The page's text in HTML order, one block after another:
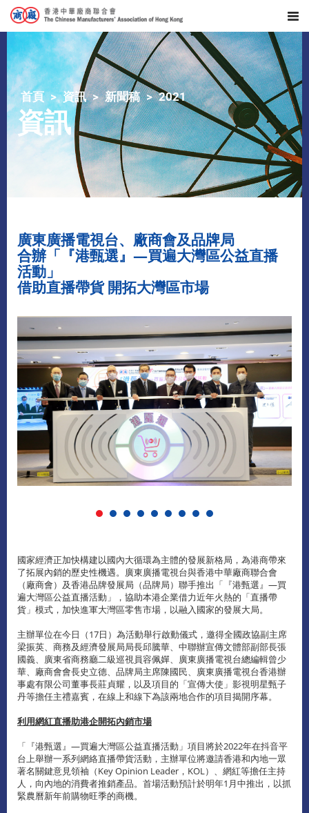
首頁 資訊 新聞稿 2021
資訊
廣東廣播電視台、廠商會及品牌局
合辦「『港甄選』—買遍大灣區公益直播
活動」
借助直播帶貨 開拓大灣區市場
國家經濟正加快構建以國內大循環為主體的發展新格局，為港商帶來
了拓展內銷的歷史性機遇。廣東廣播電視台與香港中華廠商聯合會
（廠商會）及香港品牌發展局（品牌局）聯手推出「『港甄選』—買
遍大灣區公益直播活動」，協助本港企業借力近年火熱的「直播帶
貨」模式，加快進軍大灣區零售市場，以融入國家的發展大局。
主辦單位在今日（17日）為活動舉行啟動儀式，邀得全國政協副主席
梁振英、商務及經濟發展局局長邱騰華、中聯辦宣傳文體部副部長張
國義、廣東省商務廳二級巡視員容佩嬋、廣東廣播電視台總編輯曾少
華、廠商會會長史立德、品牌局主席陳國民、廣東廣播電視台香港辦
事處有限公司董事長莊貞耀，以及項目的「宣傳大使」影視明星甄子
丹等擔任主禮嘉賓，在線上和線下為該兩地合作的項目揭開序幕。
利用網紅直播助港企開拓內銷市場
「『港甄選』—買遍大灣區公益直播活動」項目將於2022年在抖音平
台上舉辦一系列網絡直播帶貨活動，主辦單位將邀請香港和內地一眾
著名關鍵意見領袖（Key Opinion Leader，KOL）、網紅等擔任主持
人，向內地的消費者推銷產品。首場活動預計於明年1月中推出，以抓
緊農曆新年前購物旺季的商機。